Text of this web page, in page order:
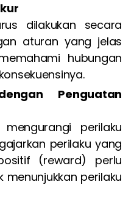
dilakukan secara
aturan yang jelas
hubungan
Penguatan
perilaku
perilaku yang
(reward) perlu
menunjukkan perilaku